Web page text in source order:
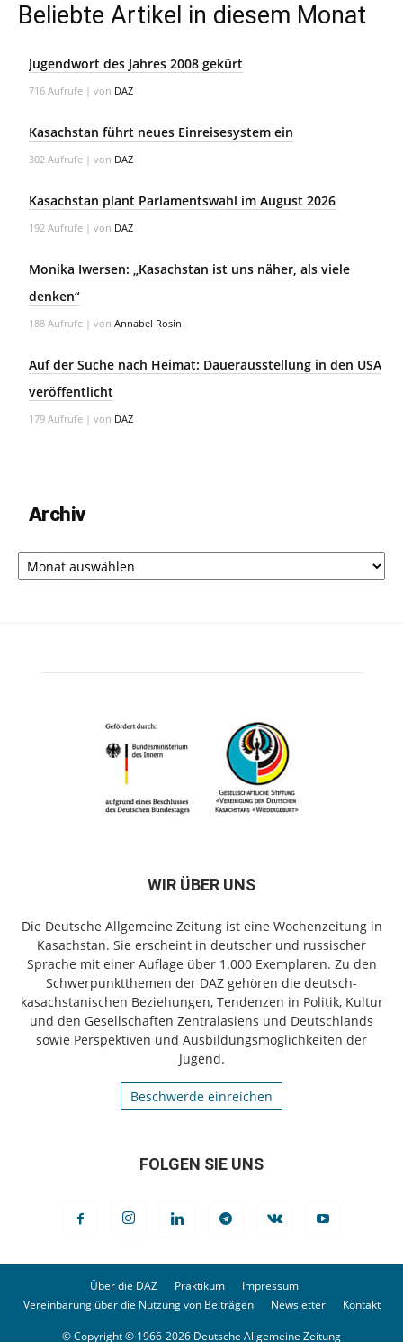
Beliebte Artikel in diesem Monat
Jugendwort des Jahres 2008 gekürt
716 Aufrufe | von DAZ
Kasachstan führt neues Einreisesystem ein
302 Aufrufe | von DAZ
Kasachstan plant Parlamentswahl im August 2026
192 Aufrufe | von DAZ
Monika Iwersen: „Kasachstan ist uns näher, als viele
denken“
188 Aufrufe | von Annabel Rosin
Auf der Suche nach Heimat: Dauerausstellung in den USA
veröffentlicht
179 Aufrufe | von DAZ
Archiv
Archiv
WIR ÜBER UNS
Die Deutsche Allgemeine Zeitung ist eine Wochenzeitung in
Kasachstan. Sie erscheint in deutscher und russischer
Sprache mit einer Auflage über 1.000 Exemplaren. Zu den
Schwerpunktthemen der DAZ gehören die deutsch-
kasachstanischen Beziehungen, Tendenzen in Politik, Kultur
und den Gesellschaften Zentralasiens und Deutschlands
sowie Perspektiven und Ausbildungsmöglichkeiten der
Jugend.
Beschwerde einreichen
FOLGEN SIE UNS
Über die DAZ Praktikum
Impressum
Vereinbarung über die Nutzung von Beiträgen
Newsletter Kontakt
© Copyright © 1966-2026 Deutsche Allgemeine Zeitung